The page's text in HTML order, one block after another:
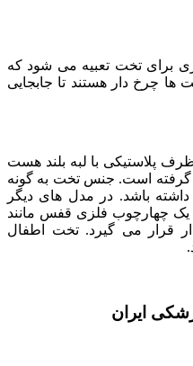
برای تخت تعبیه می شود که
ها چرخ دار هستند تا جابجایی
پلاستیکی با لبه بلند هست
گرفته است. جنس تخت به گونه
داشته باشد. در مدل های دیگر
چهارچوب فلزی قفس مانند
قرار می گیرد. تخت اطفال
ایران